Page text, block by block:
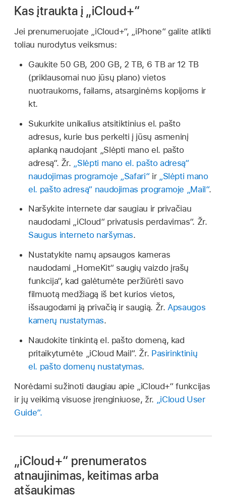
Kas įtraukta į „iCloud+“
Jei prenumeruojate „iCloud+“, „iPhone“ galite atlikti
toliau nurodytus veiksmus:
Gaukite 50 GB, 200 GB, 2 TB, 6 TB ar 12 TB
(priklausomai nuo jūsų plano) vietos
nuotraukoms, failams, atsarginėms kopijoms ir
kt.
Sukurkite unikalius atsitiktinius el. pašto
adresus, kurie bus perkelti į jūsų asmeninį
aplanką naudojant „Slėpti mano el. pašto
adresą“. Žr.
„Slėpti mano el. pašto adresą“
naudojimas programoje „Safari“ir
„Slėpti mano
el. pašto adresą“ naudojimas programoje „Mail“.
Naršykite internete dar saugiau ir privačiau
naudodami „iCloud“ privatusis perdavimas“. Žr.
Saugus interneto naršymas.
Nustatykite namų apsaugos kameras
naudodami „HomeKit“ saugių vaizdo įrašų
funkcija“, kad galėtumėte peržiūrėti savo
filmuotą medžiagą iš bet kurios vietos,
išsaugodami ją privačią ir saugią. Žr.Apsaugos
kamerų nustatymas.
Naudokite tinkintą el. pašto domeną, kad
pritaikytumėte „iCloud Mail“. Žr. Pasirinktinių
el. pašto domenų nustatymas.
Norėdami sužinoti daugiau apie „iCloud+“ funkcijas
ir jų veikimą visuose įrenginiuose, žr.
„iCloud User
Guide“.
„iCloud+“ prenumeratos
atnaujinimas, keitimas arba
atšaukimas